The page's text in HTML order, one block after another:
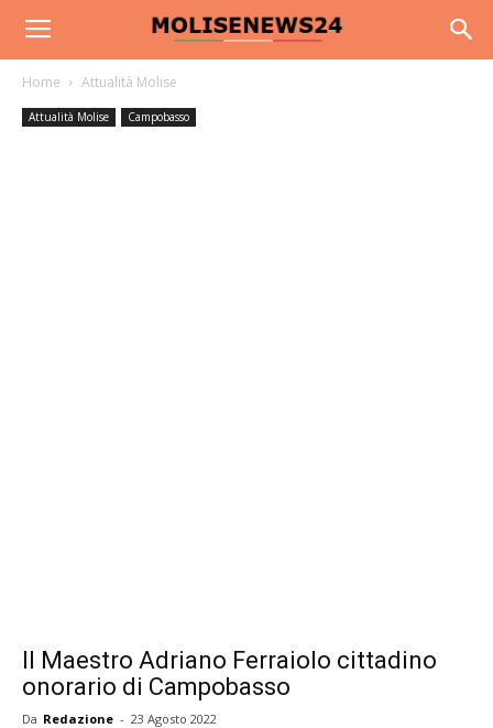
Home Attualità Molise
Attualità Molise Campobasso
Il Maestro Adriano Ferraiolo cittadino
onorario di Campobasso
Da Redazione - 23 Agosto 2022